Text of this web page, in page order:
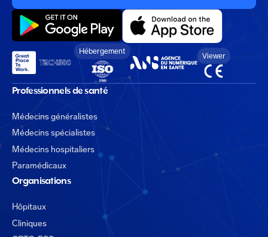
Hébergement
Viewer
Professionnels de santé
Médecins généralistes
Médecins spécialistes
Médecins hospitaliers
Paramédicaux
Organisations
Hôpitaux
Cliniques